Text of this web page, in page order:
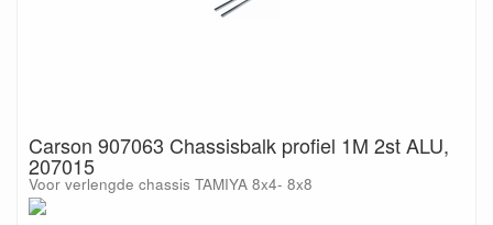
Carson 907063 Chassisbalk profiel 1M 2st ALU,
207015
Voor verlengde chassis TAMIYA 8x4- 8x8